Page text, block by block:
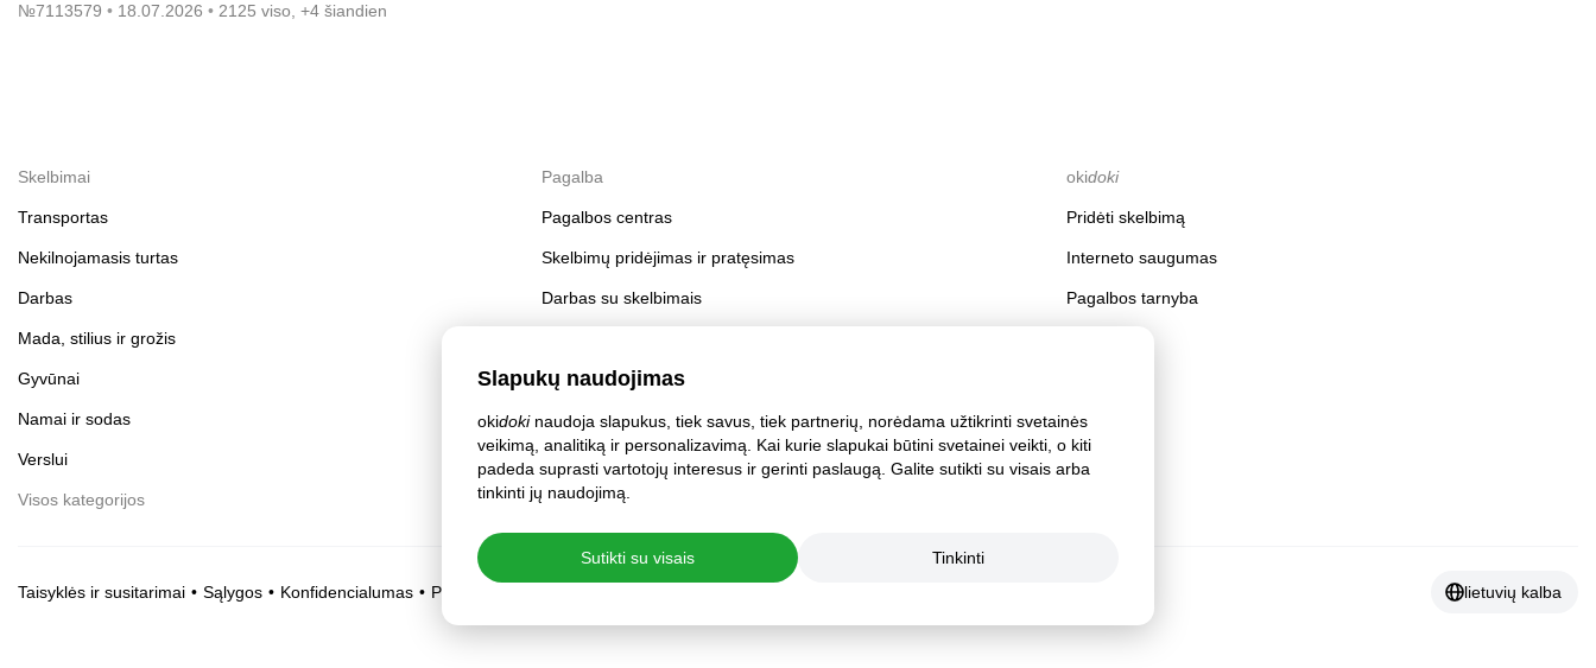
№7113579 18.07.2026 2125 viso, +4 šiandien
Slapukų naudojimas
okidokinaudoja slapukus, tiek savus, tiek partnerių, norėdama užtikrinti svetainės
veikimą, analitiką ir personalizavimą. Kai kurie slapukai būtini svetainei veikti, o kiti
padeda suprasti vartotojų interesus ir gerinti paslaugą. Galite sutikti su visais arba
tinkinti jų naudojimą.
Sutikti su visais Tinkinti
Skelbimai
Transportas
Nekilnojamasis turtas
Darbas
Mada, stilius ir grožis
Gyvūnai
Namai ir sodas
Verslui
Visos kategorijos
Pagalba
Pagalbos centras
Skelbimų pridėjimas ir pratęsimas
Darbas su skelbimais
Paskyros saugumas
okidoki
Pridėti skelbimą
Interneto saugumas
Pagalbos tarnyba
Taisyklės ir susitarimai Sąlygos Konfidencialumas Privatumo nustatymai lietuvių kalba